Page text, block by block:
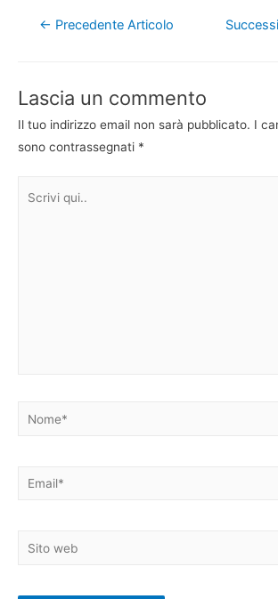
Navigazione
← Precedente Articolo
Lascia un commento
Il tuo indirizzo email non sarà pubblicato. I
sono contrassegnati *
Nome*
Email*
Sito